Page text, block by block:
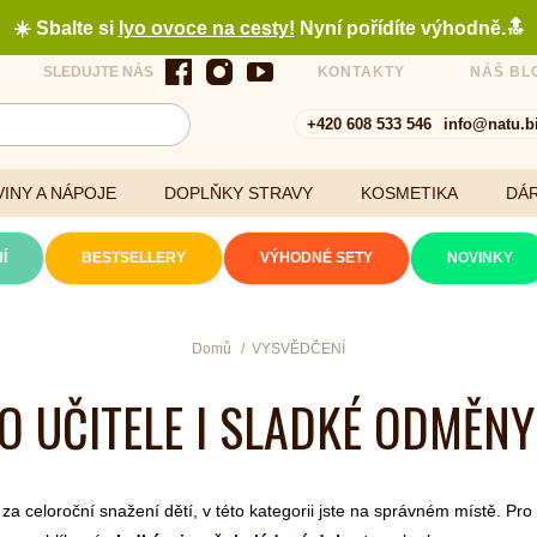
☀️ Sbalte si lyo ovoce na cesty! Nyní pořídíte výhodně.🔝
SLEDUJTE NÁS KONTAKTY NÁŠ
+420 608 533 546
A NÁPOJE
Cereálie a vločky
DOPLŇKY STRAVY KOSMETIKA
BESTSELLERY VÝHODNÉ SETY NOVINKY
Domů VYSVĚDČENÍ
UČITELE I SLADKÉ
celoroční snažení dětí, v této kategorii jste na správném místě.